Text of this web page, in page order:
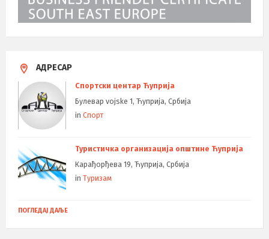
АДРЕСАР
Спортски центар Ћуприја
Булевар vojske 1, Ћуприја, Србија
in Спорт
Туристичка организација општине Ћуприја
Карађорђева 19, Ћуприја, Србија
in Туризам
ПОГЛЕДАЈ ДАЉЕ